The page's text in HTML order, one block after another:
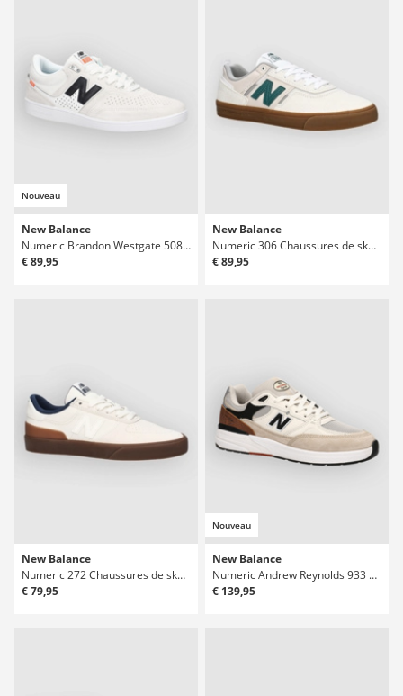
Nouveau
New Balance
Numeric Brandon Westgate 508 Chaussures de skate
€ 89,95
New Balance
Numeric 306 Chaussures de skate
€ 89,95
New Balance
Numeric 272 Chaussures de skate
€ 79,95
Nouveau
New Balance
Numeric Andrew Reynolds 933 Chaussures de skate
€ 139,95